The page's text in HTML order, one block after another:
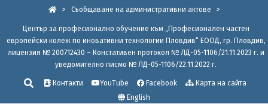
content
> Съобщаване на административни актове >
Център за професионално обучение към „Професионален частен
европейски колеж по иновативни технологии Пловдив“ ЕООД, гр. Пловдив,
лицензия № 200712430 – Констативен протокол № ЛД-05-1106/21.11.2023 г. и
уведомително писмо № ЛД-05-1106/22.11.2022 г.
Търсене
Контакти YouTube Facebook
Карта на сайта
English